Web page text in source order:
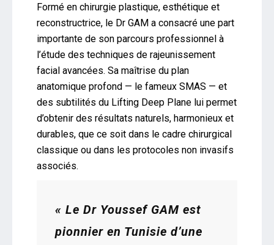
Formé en chirurgie plastique, esthétique et
reconstructrice, le Dr GAM a consacré une part
importante de son parcours professionnel à
l’étude des techniques de rajeunissement
facial avancées. Sa maîtrise du plan
anatomique profond — le fameux SMAS — et
des subtilités du Lifting Deep Plane lui permet
d’obtenir des résultats naturels, harmonieux et
durables, que ce soit dans le cadre chirurgical
classique ou dans les protocoles non invasifs
associés.
« Le Dr Youssef GAM est
pionnier en Tunisie d’une